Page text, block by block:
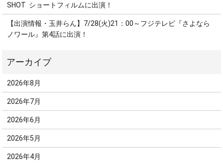
SHOT ショートフィルムに出演！
【出演情報・玉井らん】7/28(火)21：00～フジテレビ『さよなら
ノワール』第4話に出演！
2026年8月
2026年7月
2026年6月
2026年5月
2026年4月